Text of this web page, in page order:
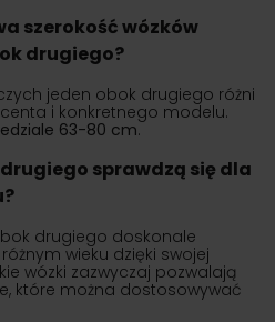
szerokość wózków
drugiego?
jeden obok drugiego różni
i konkretnego modelu.
63-80 cm.
sprawdzą się dla
drugiego doskonale
wieku dzięki swojej
wózki zazwyczaj pozwalają
które można dostosowywać